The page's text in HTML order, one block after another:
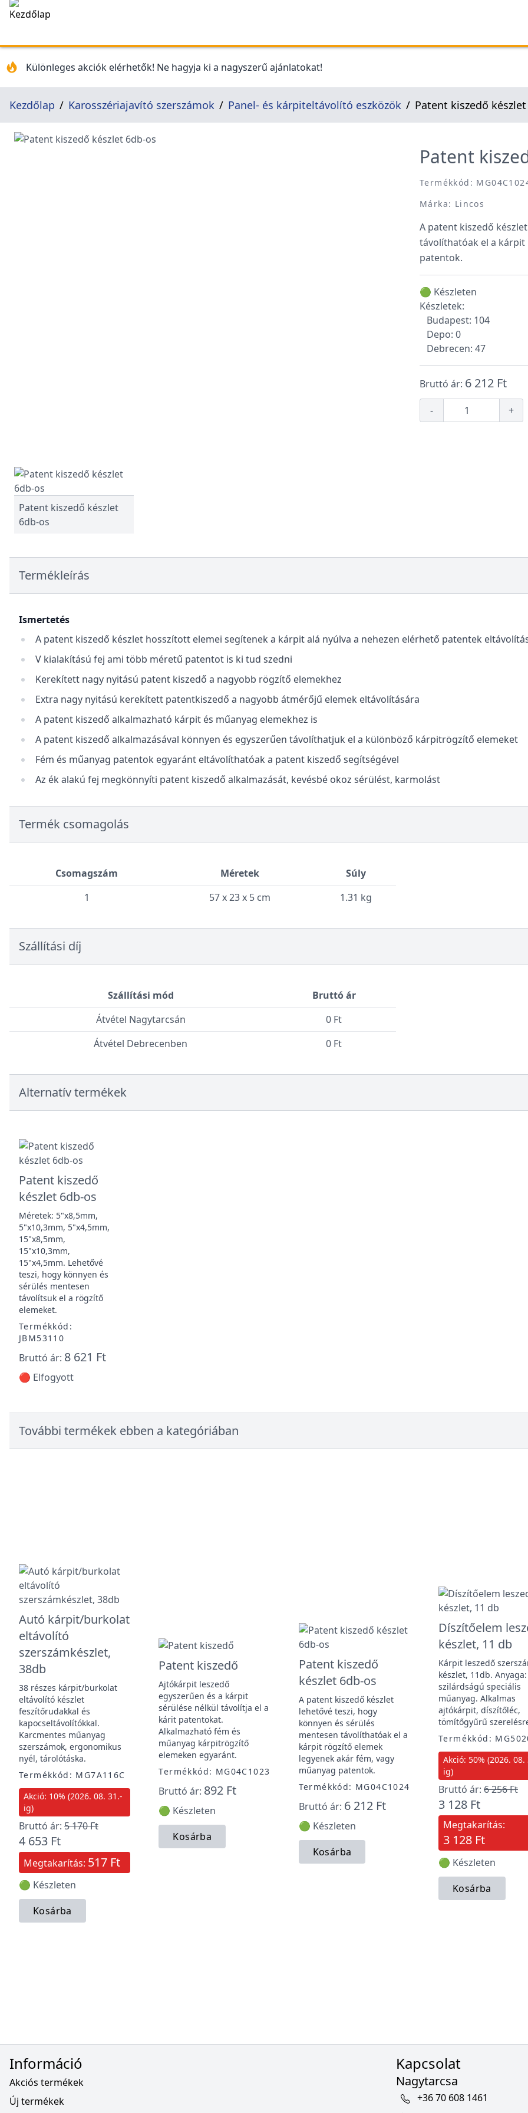
Különleges akciók elérhetők! Ne hagyja ki a nagyszerű ajánlatokat!
Kezdőlap Karosszériajavító szerszámok Panel- és kárpiteltávolító eszközök Patent kiszedő
Patent
Termékkód:
Márka: Lincos
A patent kiszedő
távolíthatóak el a kárpit
patentok.
🟢 Készleten
Készletek:
Budapest: 104
Depo: 0
Debrecen: 47
Bruttó ár: 6 212 Ft
- +
Patent kiszedő készlet
6db-os
Termékleírás
Ismertetés
A patent kiszedő készlet hosszított elemei segítenek a kárpit alá nyúlva a nehezen elérhető patentek
V kialakítású fej ami több méretű patentot is ki tud szedni
Kerekített nagy nyitású patent kiszedő a nagyobb rögzítő elemekhez
Extra nagy nyitású kerekített patentkiszedő a nagyobb átmérőjű elemek eltávolítására
A patent kiszedő alkalmazható kárpit és műanyag elemekhez is
A patent kiszedő alkalmazásával könnyen és egyszerűen távolíthatjuk el a különböző kárpitrögzítő elemeket
Fém és műanyag patentok egyaránt eltávolíthatóak a patent kiszedő segítségével
Az ék alakú fej megkönnyíti patent kiszedő alkalmazását, kevésbé okoz sérülést, karmolást
Termék csomagolás
Csomagszám Méretek
Súly
1
57 x 23 x 5 cm 1.31 kg
Szállítási díj
Szállítási mód
Bruttó ár
Átvétel Nagytarcsán
0 Ft
Átvétel Debrecenben
0 Ft
Alternatív termékek
Patent kiszedő
készlet 6db-os
Méretek: 5"x8,5mm,
5"x10,3mm, 5"x4,5mm,
15"x8,5mm,
15"x10,3mm,
15"x4,5mm. Lehetővé
teszi, hogy könnyen és
sérülés mentesen
távolítsuk el a rögzítő
elemeket.
Termékkód:
JBM53110
Bruttó ár: 8 621 Ft
🔴 Elfogyott
További termékek ebben a kategóriában
Autó kárpit/burkolat
eltávolító
szerszámkészlet,
38db
38 részes kárpit/burkolat
eltávolító készlet
feszítőrudakkal és
kapocseltávolítókkal.
Karcmentes műanyag
szerszámok, ergonomikus
nyél, tárolótáska.
Termékkód: MG7A116C
Akció: 10% (2026. 08. 31.-
ig)
Bruttó ár: 5 170 Ft
4 653 Ft
Megtakarítás: 517 Ft
🟢 Készleten
Kosárba
Patent kiszedő
Ajtókárpit leszedő
egyszerűen és a kárpit
sérülése nélkül távolítja el a
kárit patentokat.
Alkalmazható fém és
műanyag kárpitrögzítő
elemeken egyaránt.
Termékkód: MG04C1023
Bruttó ár: 892 Ft
🟢 Készleten
Kosárba
Patent kiszedő
készlet 6db-os
A patent kiszedő készlet
lehetővé teszi, hogy
könnyen és sérülés
mentesen távolíthatóak el a
kárpit rögzítő elemek
legyenek akár fém, vagy
műanyag patentok.
Termékkód: MG04C1024
Bruttó ár: 6 212 Ft
🟢 Készleten
Kosárba
Díszítőelem
készlet, 11 db
Kárpit leszedő
készlet, 11db.
szilárdságú speciális
műanyag. Alkalmas
ajtókárpit, díszítőléc,
tömítőgyűrű
Termékkód:
Akció: 50% (2026. 08.
ig)
Bruttó ár: 6 256 Ft
3 128 Ft
Megtakarítás:
3 128 Ft
🟢 Készleten
Kosárba
Információ
Akciós termékek
Új termékek
Kapcsolat
Nagytarcsa
+36 70 608 1461